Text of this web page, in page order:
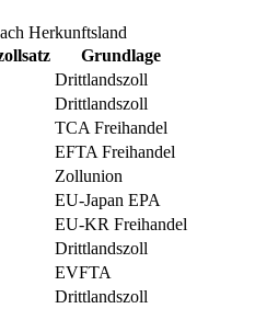
Herkunftsland
Grundlage
Drittlandszoll
Drittlandszoll
TCA Freihandel
EFTA Freihandel
Zollunion
EU-Japan EPA
EU-KR Freihandel
Drittlandszoll
EVFTA
Drittlandszoll